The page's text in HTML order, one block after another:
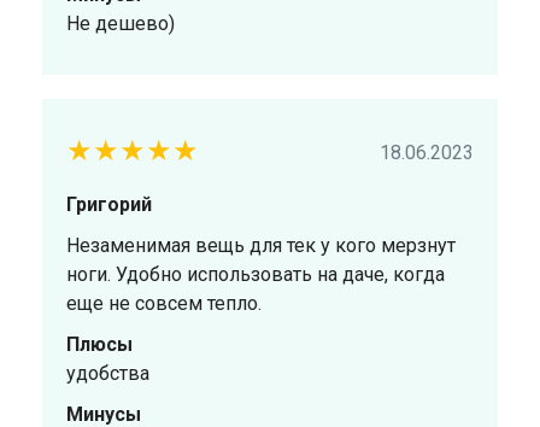
Не дешево)
★★★★★ 18.06.2023
Григорий
Незаменимая вещь для тек у кого мерзнут
ноги. Удобно использовать на даче, когда
еще не совсем тепло.
Плюсы
удобства
Минусы